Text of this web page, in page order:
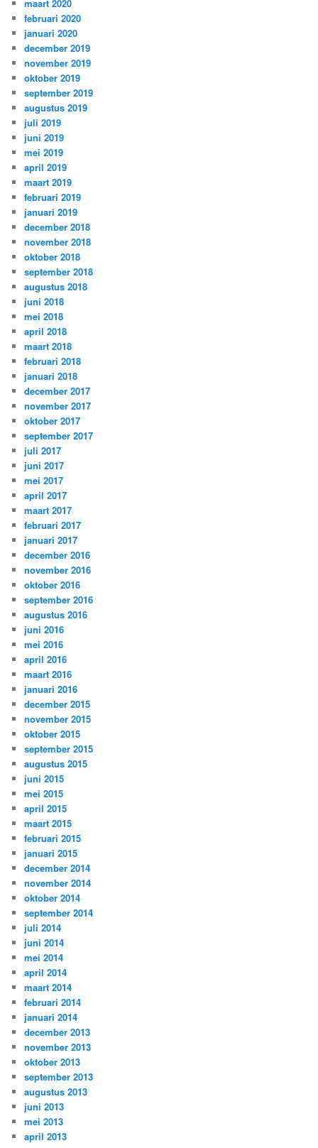
maart 2020
februari 2020
januari 2020
december 2019
november 2019
oktober 2019
september 2019
augustus 2019
juli 2019
juni 2019
mei 2019
april 2019
maart 2019
februari 2019
januari 2019
december 2018
november 2018
oktober 2018
september 2018
augustus 2018
juni 2018
mei 2018
april 2018
maart 2018
februari 2018
januari 2018
december 2017
november 2017
oktober 2017
september 2017
juli 2017
juni 2017
mei 2017
april 2017
maart 2017
februari 2017
januari 2017
december 2016
november 2016
oktober 2016
september 2016
augustus 2016
juni 2016
mei 2016
april 2016
maart 2016
januari 2016
december 2015
november 2015
oktober 2015
september 2015
augustus 2015
juni 2015
mei 2015
april 2015
maart 2015
februari 2015
januari 2015
december 2014
november 2014
oktober 2014
september 2014
juli 2014
juni 2014
mei 2014
april 2014
maart 2014
februari 2014
januari 2014
december 2013
november 2013
oktober 2013
september 2013
augustus 2013
juni 2013
mei 2013
april 2013